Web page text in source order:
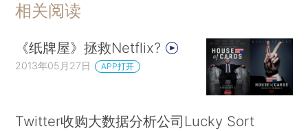
相关阅读
《纸牌屋》拯救Netflix?
2013年05月27日 APP打开
Twitter收购大数据分析公司Lucky Sort